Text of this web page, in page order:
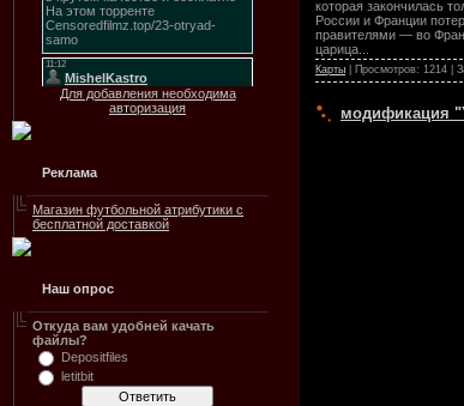
Для добавления необходима
авторизация
Реклама
Магазин футбольной атрибутики с
бесплатной доставкой
Наш опрос
Откуда вам удобней качать
файлы?
Depositfiles
letitbit
которая закончилась
России и Франции
правителями — во
царица...
Карты | Просмотров: 1214 |
модификация